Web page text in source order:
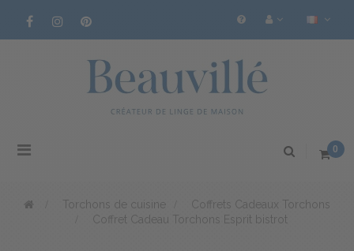
Basculer
0
Torchons de cuisine
Coffrets Cadeaux Torchons
Coffret Cadeau Torchons Esprit bistrot